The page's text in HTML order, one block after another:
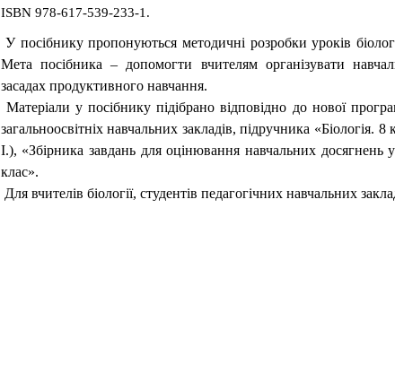
ISBN 978-617-539-233-1.
У посібнику пропонуються методичні розробки уроків
Мета посібника – допомогти вчителям організувати
засадах продуктивного навчання.
Матеріали у посібнику підібрано відповідно до нової
загальноосвітніх навчальних закладів, підручника «Біологія.
І.), «Збірника завдань для оцінювання навчальних досягнень
клас».
Для вчителів біології, студентів педагогічних навчальних